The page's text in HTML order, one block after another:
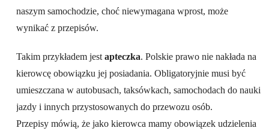
naszym samochodzie, choć niewymagana wprost, może
wynikać z przepisów.
Takim przykładem jest apteczka. Polskie prawo nie nakłada na
kierowcę obowiązku jej posiadania. Obligatoryjnie musi być
umieszczana w autobusach, taksówkach, samochodach do nauki
jazdy i innych przystosowanych do przewozu osób.
Przepisy mówią, że jako kierowca mamy obowiązek udzielenia